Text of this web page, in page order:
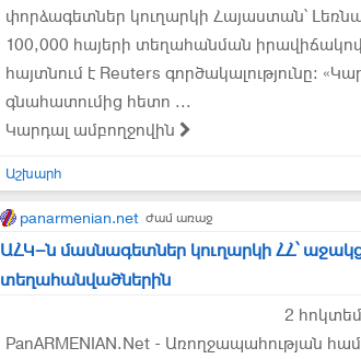
փորձագետներ կուղարկի Հայաստան՝
100,000 հայերի տեղահանման
հայտնում է Reuters գործակալությունը:
գնահատումից հետո ...
Կարդալ ամբողջովին
Աշխարհ
panarmenian.net ժամ առաջ
ԱՀԿ–ն մասնագետներ կուղարկի ՀՀ՝
տեղահանվածներին
2
PanARMENIAN.Net - Առողջապահության